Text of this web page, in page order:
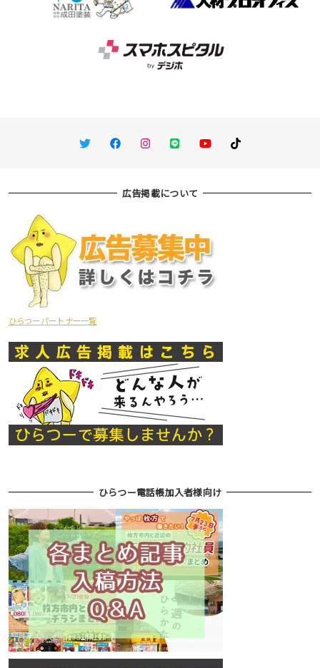
TwitterFacebookInstagram
LINE You TubeTikTok
広告掲載について
ひらつーパートナー一覧
ひらつー電話帳加入者様向け